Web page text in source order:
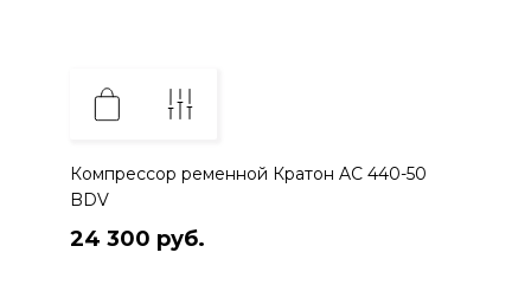
Компрессор ременной Кратон AC 440-50
BDV
24 300 руб.